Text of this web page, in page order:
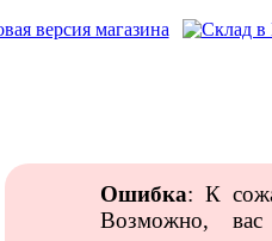
Ошибка: К
Возможно, вас